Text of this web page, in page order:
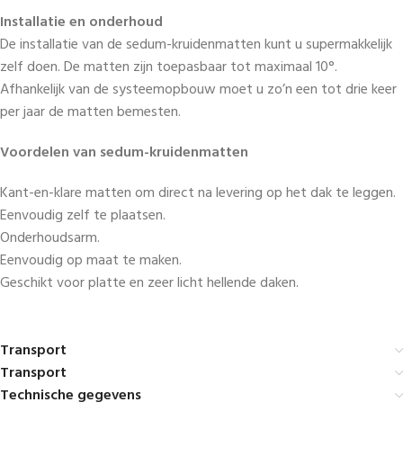
Installatie en onderhoud
De installatie van de sedum-kruidenmatten kunt u supermakkelijk
zelf doen. De matten zijn toepasbaar tot maximaal 10°.
Afhankelijk van de systeemopbouw moet u zo’n een tot drie keer
per jaar de matten bemesten.
Voordelen van sedum-kruidenmatten
Kant-en-klare matten om direct na levering op het dak te leggen.
Eenvoudig zelf te plaatsen.
Onderhoudsarm.
Eenvoudig op maat te maken.
Geschikt voor platte en zeer licht hellende daken.
Transport
Transport
Technische gegevens